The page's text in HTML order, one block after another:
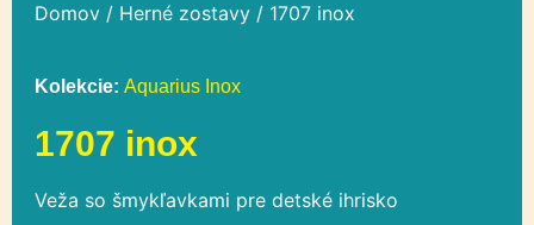
Domov / Herné zostavy / 1707 inox
Kolekcie: Aquarius Inox
1707 inox
Veža so šmykľavkami pre detské ihrisko